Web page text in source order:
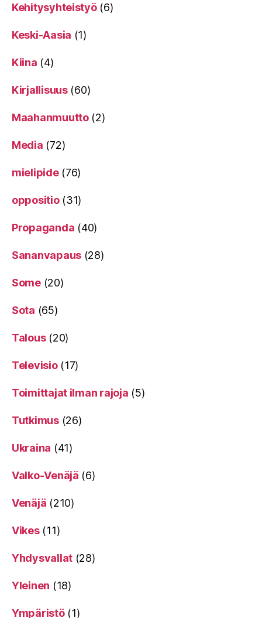
Kehitysyhteistyö(6)
Keski-Aasia (1)
Kiina (4)
Kirjallisuus(60)
Maahanmuutto(2)
Media (72)
mielipide(76)
oppositio(31)
Propaganda (40)
Sananvapaus (28)
Some(20)
Sota (65)
Talous(20)
Televisio(17)
Toimittajat ilman rajoja (5)
Tutkimus(26)
Ukraina (41)
Valko-Venäjä (6)
Venäjä (210)
Vikes(11)
Yhdysvallat (28)
Yleinen (18)
Ympäristö(1)